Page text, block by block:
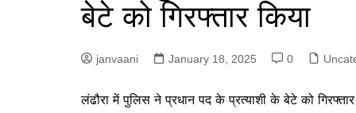
बेटे को गिरफ्तार किया
janvaani January 18, 2025 0
लंढौरा में पुलिस ने प्रधान पद के प्रत्याशी के बेटे को